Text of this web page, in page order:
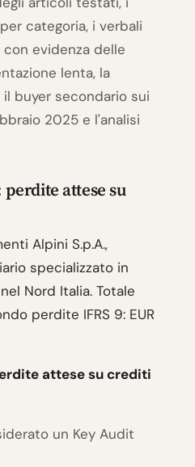
categoria, i verbali
evidenza delle
lenta, la
buyer secondario sui
2025 e l'analisi
attese su
Alpini S.p.A.,
specializzato in
Nord Italia. Totale
perdite IFRS 9: EUR
attese su crediti
un Key Audit